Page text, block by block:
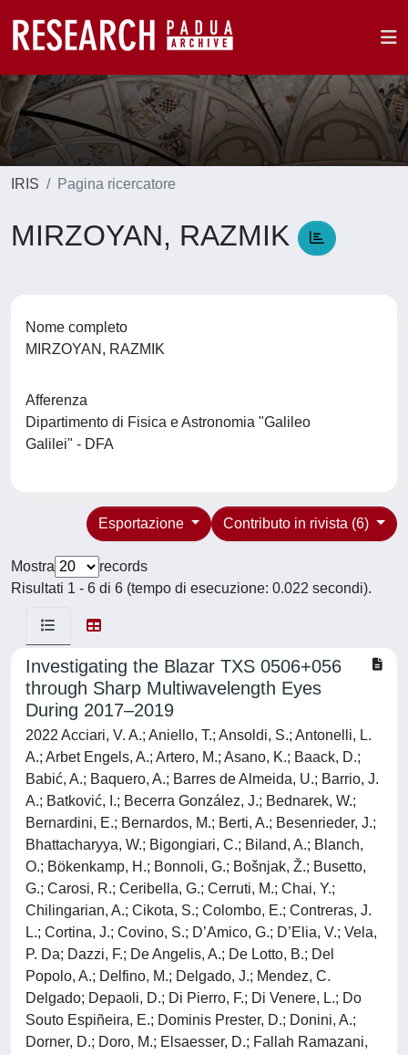
IRIS Pagina ricercatore
MIRZOYAN, RAZMIK
Nome completo
MIRZOYAN, RAZMIK
Afferenza
Dipartimento di Fisica e Astronomia "Galileo
Galilei" - DFA
Contributo in rivista (6)
Esportazione
Mostra
records
Risultati 1 - 6 di 6 (tempo di esecuzione: 0.022 secondi).
Investigating the Blazar TXS 0506+056
through Sharp Multiwavelength Eyes
During 2017–2019
2022 Acciari, V. A.; Aniello, T.; Ansoldi, S.; Antonelli, L.
A.; Arbet Engels, A.; Artero, M.; Asano, K.; Baack, D.;
Babić, A.; Baquero, A.; Barres de Almeida, U.; Barrio, J.
A.; Batković, I.; Becerra González, J.; Bednarek, W.;
Bernardini, E.; Bernardos, M.; Berti, A.; Besenrieder, J.;
Bhattacharyya, W.; Bigongiari, C.; Biland, A.; Blanch,
O.; Bökenkamp, H.; Bonnoli, G.; Bošnjak, Ž.; Busetto,
G.; Carosi, R.; Ceribella, G.; Cerruti, M.; Chai, Y.;
Chilingarian, A.; Cikota, S.; Colombo, E.; Contreras, J.
L.; Cortina, J.; Covino, S.; D’Amico, G.; D’Elia, V.; Vela,
P. Da; Dazzi, F.; De Angelis, A.; De Lotto, B.; Del
Popolo, A.; Delfino, M.; Delgado, J.; Mendez, C.
Delgado; Depaoli, D.; Di Pierro, F.; Di Venere, L.; Do
Souto Espiñeira, E.; Dominis Prester, D.; Donini, A.;
Dorner, D.; Doro, M.; Elsaesser, D.; Fallah Ramazani,